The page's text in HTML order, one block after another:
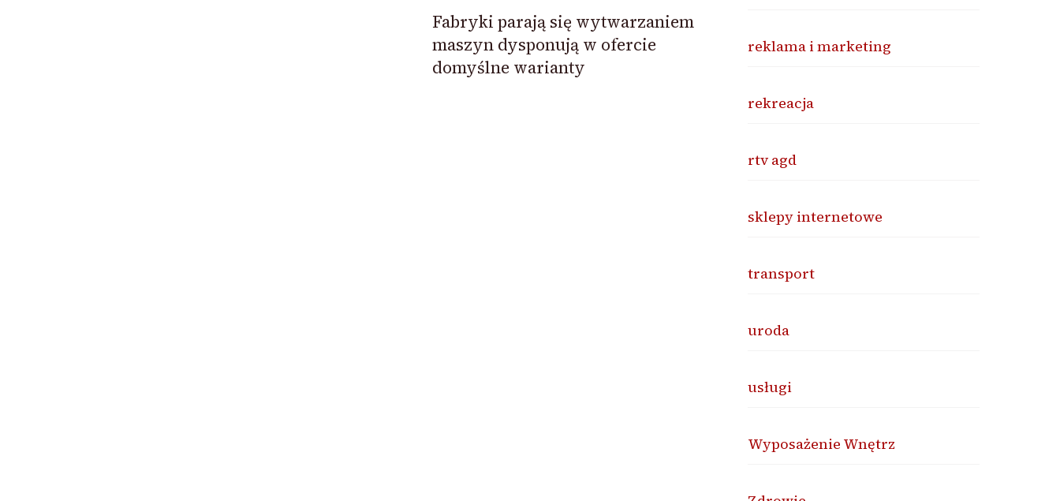
Fabryki parają się wytwarzaniem
maszyn dysponują w ofercie
domyślne warianty
reklama i marketing
rekreacja
rtv agd
sklepy internetowe
transport
uroda
usługi
Wyposażenie Wnętrz